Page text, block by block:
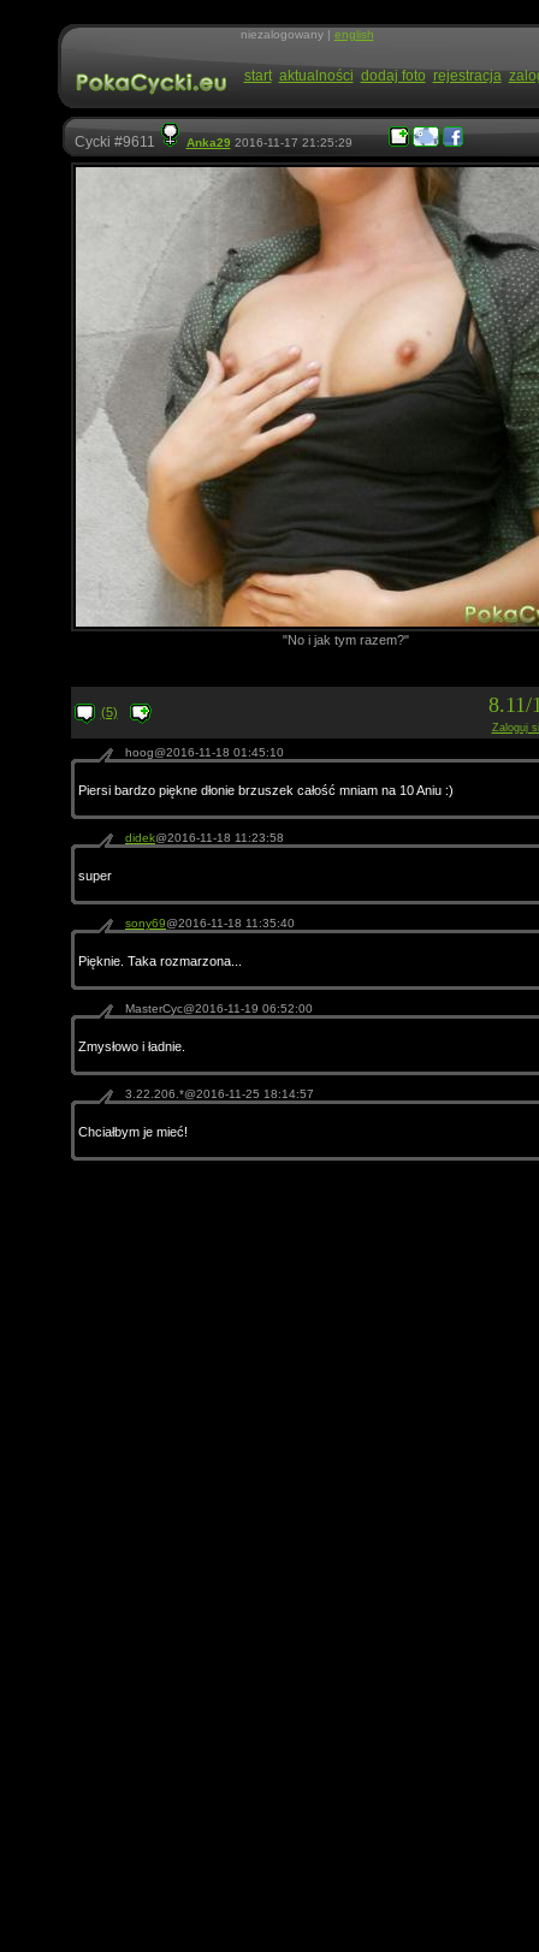
niezalogowany | english
start aktualności dodaj foto rejestracja
Cycki #9611 Anka29 2016-11-17 21:25:29
"No i jak tym razem?"
(5)
Zaloguj
hoog@2016-11-18 01:45:10
Piersi bardzo piękne dłonie brzuszek całość mniam na 10 Aniu :)
didek@2016-11-18 11:23:58
super
sony69@2016-11-18 11:35:40
Pięknie. Taka rozmarzona...
MasterCyc@2016-11-19 06:52:00
Zmysłowo i ładnie.
3.22.206.*@2016-11-25 18:14:57
Chciałbym je mieć!